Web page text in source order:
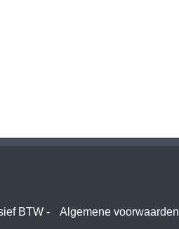
BTW - Algemene voorwaarden